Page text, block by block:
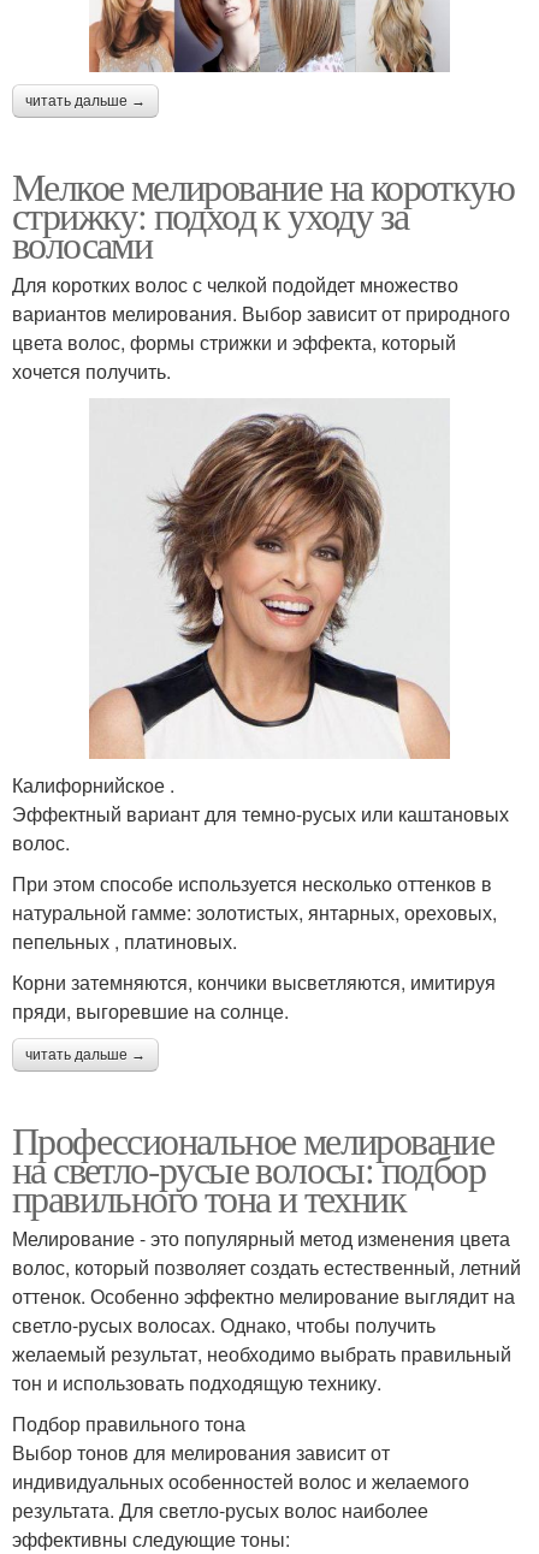
читать дальше →
Мелкое мелирование на короткую
стрижку: подход к уходу за
волосами
Для коротких волос с челкой подойдет множество
вариантов мелирования. Выбор зависит от природного
цвета волос, формы стрижки и эффекта, который
хочется получить.
Калифорнийское .
Эффектный вариант для темно-русых или каштановых
волос.
При этом способе используется несколько оттенков в
натуральной гамме: золотистых, янтарных, ореховых,
пепельных , платиновых.
Корни затемняются, кончики высветляются, имитируя
пряди, выгоревшие на солнце.
читать дальше →
Профессиональное мелирование
на светло-русые волосы: подбор
правильного тона и техник
Мелирование - это популярный метод изменения цвета
волос, который позволяет создать естественный, летний
оттенок. Особенно эффектно мелирование выглядит на
светло-русых волосах. Однако, чтобы получить
желаемый результат, необходимо выбрать правильный
тон и использовать подходящую технику.
Подбор правильного тона
Выбор тонов для мелирования зависит от
индивидуальных особенностей волос и желаемого
результата. Для светло-русых волос наиболее
эффективны следующие тоны: